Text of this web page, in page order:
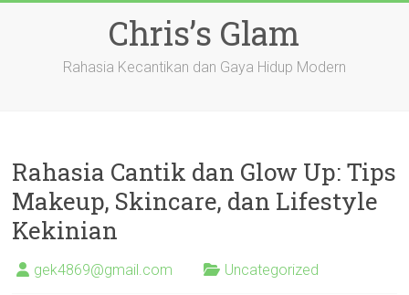
Chris’s Glam
Rahasia Kecantikan dan Gaya Hidup Modern
Rahasia Cantik dan Glow Up: Tips
Makeup, Skincare, dan Lifestyle
Kekinian
gek4869@gmail.com Uncategorized